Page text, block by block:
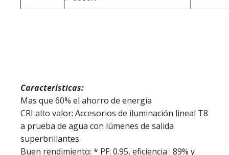
Características:
Mas que 60% el ahorro de energía
CRI alto valor: Accesorios de iluminación lineal T8
a prueba de agua con lúmenes de salida
superbrillantes
Buen rendimiento: * PF: 0.95, eficiencia : 89% y